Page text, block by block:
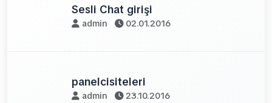
Sesli Chat girişi
admin 02.01.2016
panelcisiteleri
admin 23.10.2016